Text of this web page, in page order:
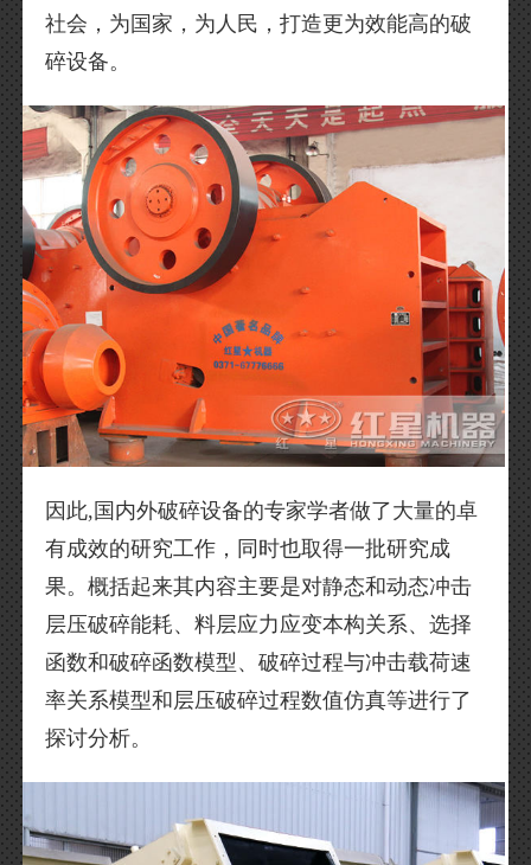
社会，为国家，为人民，打造更为效能高的破
碎设备。
因此,国内外破碎设备的专家学者做了大量的卓
有成效的研究工作，同时也取得一批研究成
果。概括起来其内容主要是对静态和动态冲击
层压破碎能耗、料层应力应变本构关系、选择
函数和破碎函数模型、破碎过程与冲击载荷速
率关系模型和层压破碎过程数值仿真等进行了
探讨分析。